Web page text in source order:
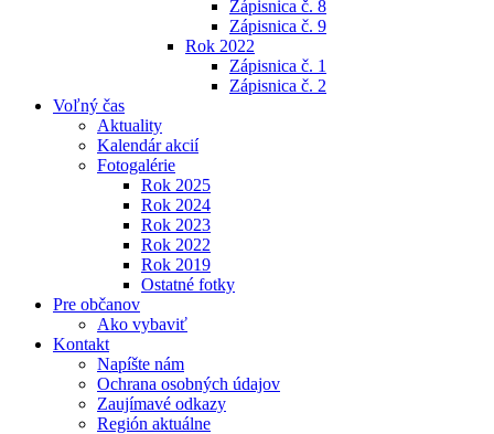
Zápisnica č. 8
Zápisnica č. 9
Rok 2022
Zápisnica č. 1
Zápisnica č. 2
Voľný čas
Aktuality
Kalendár akcií
Fotogalérie
Rok 2025
Rok 2024
Rok 2023
Rok 2022
Rok 2019
Ostatné fotky
Pre občanov
Ako vybaviť
Kontakt
Napíšte nám
Ochrana osobných údajov
Zaujímavé odkazy
Región aktuálne